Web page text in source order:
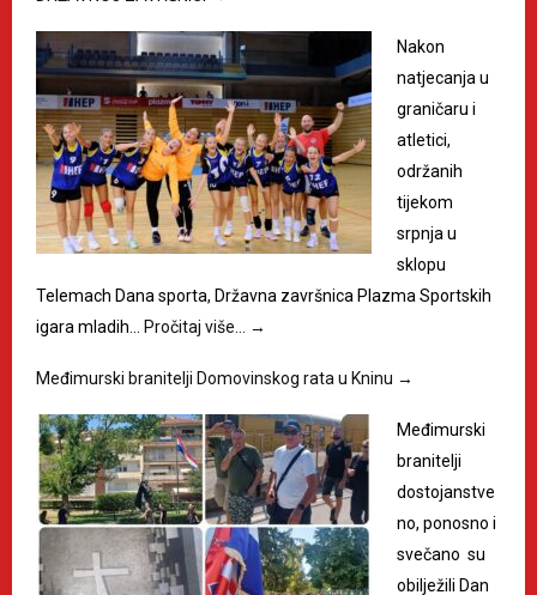
Nakon
natjecanja u
graničaru i
atletici,
održanih
tijekom
srpnja u
sklopu
Telemach Dana sporta, Državna završnica Plazma Sportskih
igara mladih… Pročitaj više… →
Međimurski branitelji Domovinskog rata u Kninu →
Međimurski
branitelji
dostojanstve
no, ponosno i
svečano su
obilježili Dan